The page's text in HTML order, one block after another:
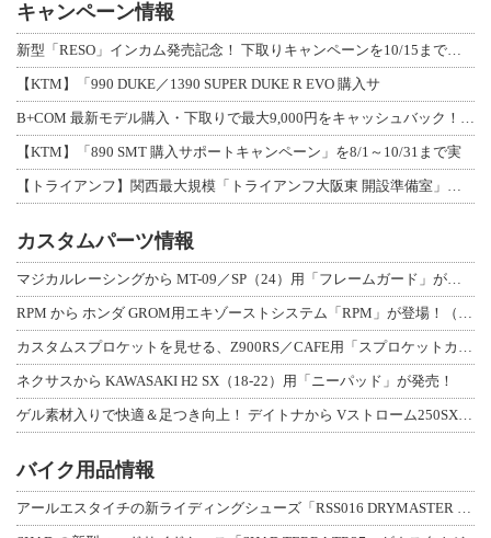
キャンペーン情報
新型「RESO」インカム発売記念！ 下取りキャンペーンを10/15まで延長して開
【KTM】「990 DUKE／1390 SUPER DUKE R EVO 購入サ
B+COM 最新モデル購入・下取りで最大9,000円をキャッシュバック！「B+F
【KTM】「890 SMT 購入サポートキャンペーン」を8/1～10/31まで実
【トライアンフ】関西最大規模「トライアンフ大阪東 開設準備室」がオープン！ 限定
カスタムパーツ情報
マジカルレーシングから MT-09／SP（24）用「フレームガード」が登場！
RPM から ホンダ GROM用エキゾーストシステム「RPM」が登場！（動画あり
カスタムスプロケットを見せる、Z900RS／CAFE用「スプロケットカバーフルキ
ネクサスから KAWASAKI H2 SX（18-22）用「ニーパッド」が発売！
ゲル素材入りで快適＆足つき向上！ デイトナから Vストローム250SX用「快適ロ
バイク用品情報
アールエスタイチの新ライディングシューズ「RSS016 DRYMASTER スト